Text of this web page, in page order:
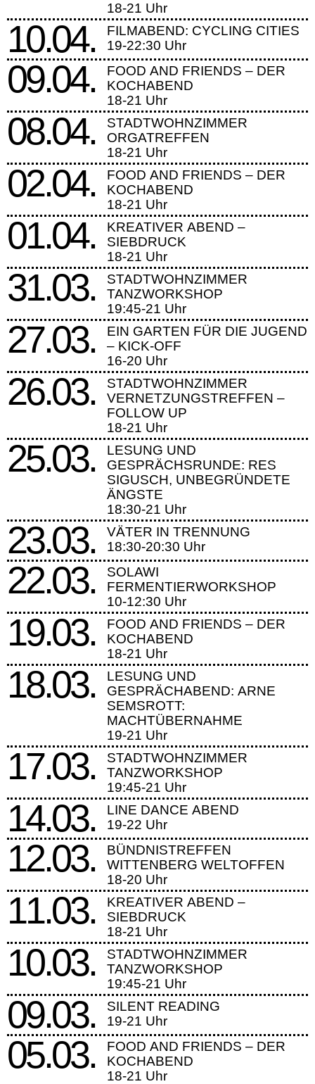
18-21 Uhr
10.04.
FILMABEND: CYCLING CITIES
19-22:30 Uhr
09.04.
FOOD AND FRIENDS – DER
KOCHABEND
18-21 Uhr
08.04.
STADTWOHNZIMMER
ORGATREFFEN
18-21 Uhr
02.04.
FOOD AND FRIENDS – DER
KOCHABEND
18-21 Uhr
01.04.
KREATIVER ABEND –
SIEBDRUCK
18-21 Uhr
31.03.
STADTWOHNZIMMER
TANZWORKSHOP
19:45-21 Uhr
27.03.
EIN GARTEN FÜR DIE JUGEND
– KICK-OFF
16-20 Uhr
26.03.
STADTWOHNZIMMER
VERNETZUNGSTREFFEN –
FOLLOW UP
18-21 Uhr
25.03.
LESUNG UND
GESPRÄCHSRUNDE: RES
SIGUSCH, UNBEGRÜNDETE
ÄNGSTE
18:30-21 Uhr
23.03.
VÄTER IN TRENNUNG
18:30-20:30 Uhr
22.03.
SOLAWI
FERMENTIERWORKSHOP
10-12:30 Uhr
19.03.
FOOD AND FRIENDS – DER
KOCHABEND
18-21 Uhr
18.03.
LESUNG UND
GESPRÄCHABEND: ARNE
SEMSROTT:
MACHTÜBERNAHME
19-21 Uhr
17.03.
STADTWOHNZIMMER
TANZWORKSHOP
19:45-21 Uhr
14.03.
LINE DANCE ABEND
19-22 Uhr
12.03.
BÜNDNISTREFFEN
WITTENBERG WELTOFFEN
18-20 Uhr
11.03.
KREATIVER ABEND –
SIEBDRUCK
18-21 Uhr
10.03.
STADTWOHNZIMMER
TANZWORKSHOP
19:45-21 Uhr
09.03.
SILENT READING
19-21 Uhr
05.03.
FOOD AND FRIENDS – DER
KOCHABEND
18-21 Uhr